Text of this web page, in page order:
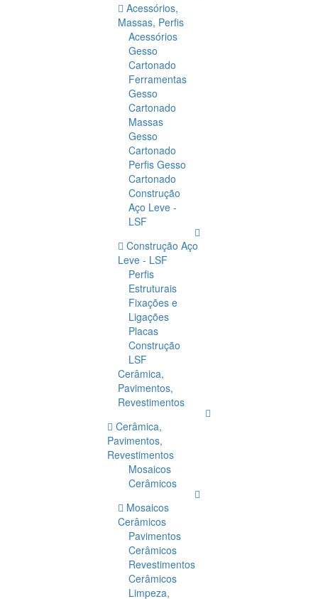
Acessórios,
Massas, Perfis
Acessórios
Gesso
Cartonado
Ferramentas
Gesso
Cartonado
Massas
Gesso
Cartonado
Perfis Gesso
Cartonado
Construção
Aço Leve -
LSF
Construção Aço
Leve - LSF
Perfis
Estruturais
Fixações e
Ligações
Placas
Construção
LSF
Cerâmica,
Pavimentos,
Revestimentos
Cerâmica,
Pavimentos,
Revestimentos
Mosaicos
Cerâmicos
Mosaicos
Cerâmicos
Pavimentos
Cerâmicos
Revestimentos
Cerâmicos
Limpeza,